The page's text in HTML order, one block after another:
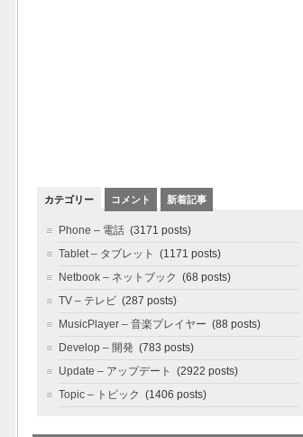
カテゴリー コメント 新着記事
Phone – 電話 (3171 posts)
Tablet – タブレット
(1171 posts)
Netbook – ネットブック (68 posts)
TV – テレビ (287 posts)
MusicPlayer – 音楽プレイヤー (88 posts)
Develop – 開発 (783 posts)
Update – アップデート
(2922 posts)
Topic – トピック (1406 posts)